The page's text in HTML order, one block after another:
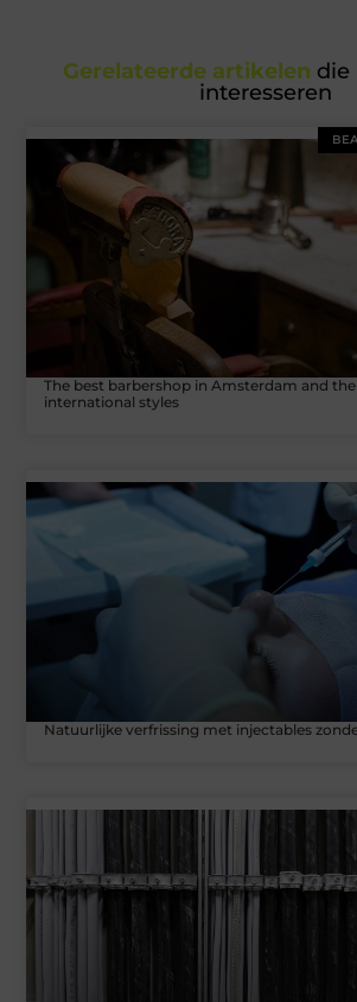
Gerelateerde artikelen die
interesseren
The best barbershop in Amsterdam and
international styles
Natuurlijke verfrissing met injectables